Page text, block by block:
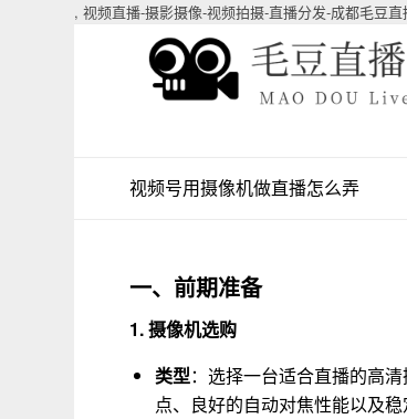
,视频直播-摄影摄像-视频拍摄-直播分发-成都毛豆直
视频号用摄像机做直播怎么弄
一、前期准备
1. 摄像机选购
类型：选择一台适合直播的高
点、良好的自动对焦性能以及稳